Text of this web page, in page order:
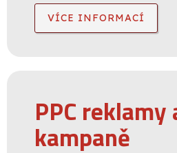
VÍCE INFORMACÍ
PPC reklamy
kampaně